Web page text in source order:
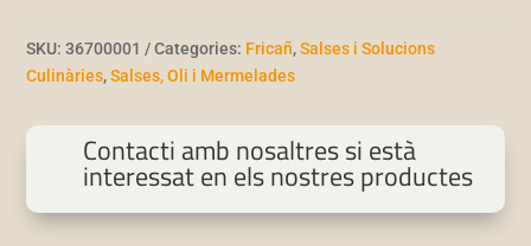
SKU:36700001 Categories: Fricañ,Salses i Solucions
Culinàries,Salses, Oli i Mermelades
Contacti amb nosaltres si està
interessat en els nostres productes